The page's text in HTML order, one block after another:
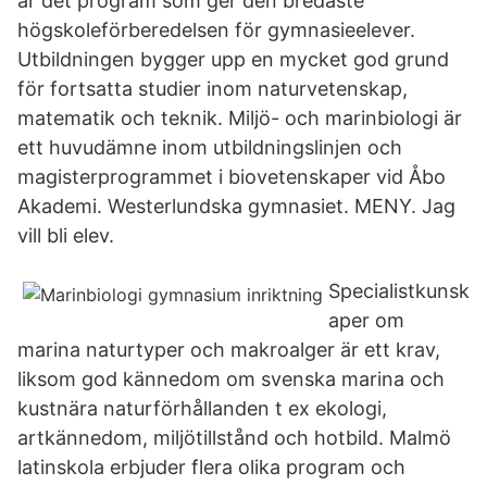
högskoleförberedelsen för gymnasieelever.
Utbildningen bygger upp en mycket god grund
för fortsatta studier inom naturvetenskap,
matematik och teknik. Miljö- och marinbiologi är
ett huvudämne inom utbildningslinjen och
magisterprogrammet i biovetenskaper vid Åbo
Akademi. Westerlundska gymnasiet. MENY. Jag
vill bli elev.
Specialistkunsk
aper om
marina naturtyper och makroalger är ett krav,
liksom god kännedom om svenska marina och
kustnära naturförhållanden t ex ekologi,
artkännedom, miljötillstånd och hotbild. Malmö
latinskola erbjuder flera olika program och